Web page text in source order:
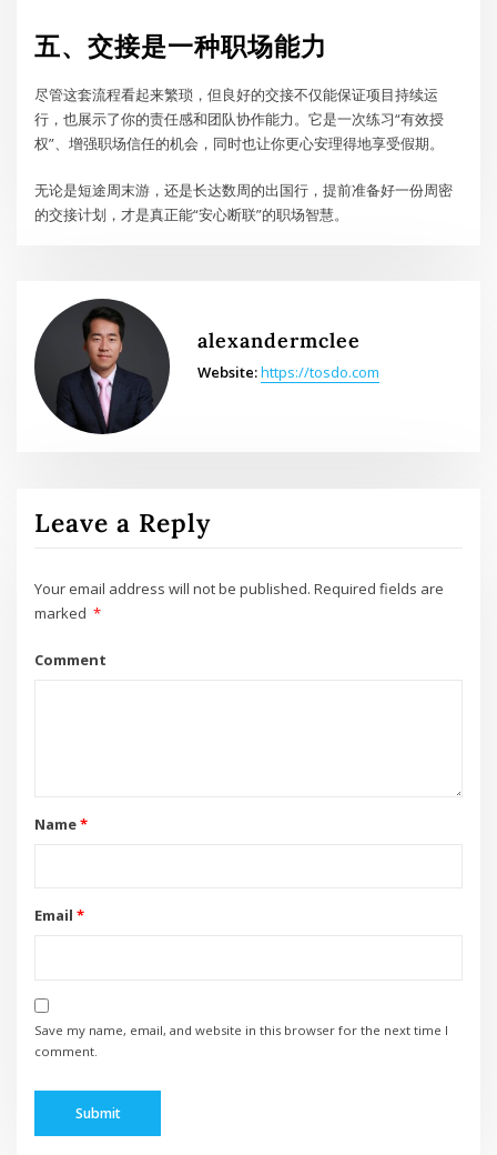
五、交接是一种职场能力
尽管这套流程看起来繁琐，但良好的交接不仅能保证项目持续运
行，也展示了你的责任感和团队协作能力。它是一次练习“有效授
权”、增强职场信任的机会，同时也让你更心安理得地享受假期。
无论是短途周末游，还是长达数周的出国行，提前准备好一份周密
的交接计划，才是真正能“安心断联”的职场智慧。
alexandermclee
Website:https://tosdo.com
Leave a Reply
Your email address will not be published. Required fields are
marked *
Comment
Name*
Email *
Save my name, email, and website in this browser for the next time I
comment.